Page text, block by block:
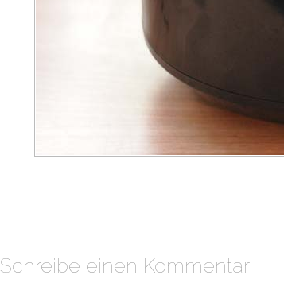
Schreibe einen Kommentar